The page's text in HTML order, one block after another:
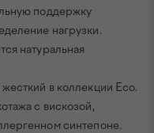
поддержку
нагрузки.
натуральная
в коллекции Eco.
с вискозой,
синтепоне.